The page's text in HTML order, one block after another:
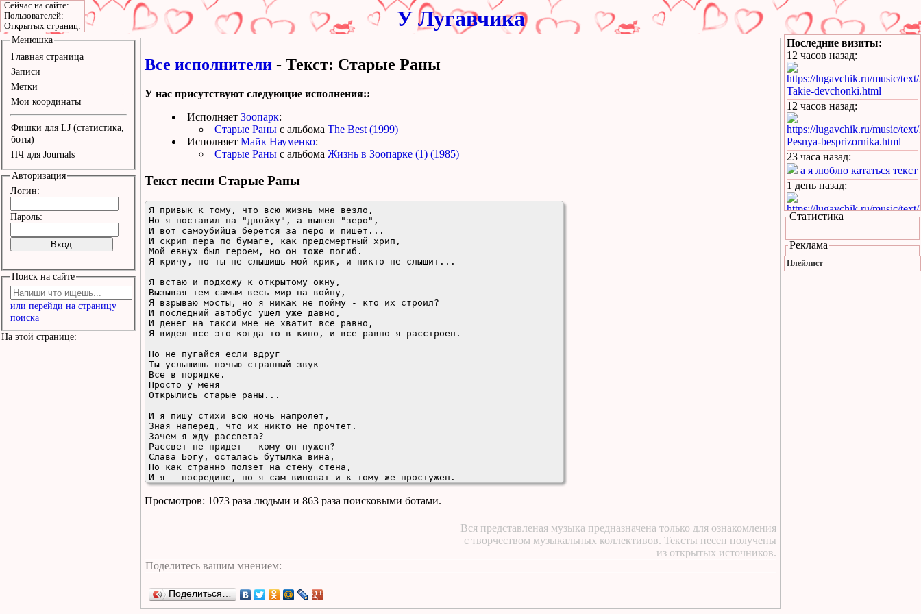
У Лугавчика
Все исполнители - Текст: Старые Раны
У нас присутствуют следующие исполнения::
Исполняет Зоопарк:
Старые Раны с альбома The Best (1999)
Исполняет Майк Науменко:
Старые Раны с альбома Жизнь в Зоопарке (1) (1985)
Текст песни Старые Раны
Я привык к тому, что всю жизнь мне везло,
Но я поставил на "двойку", а вышел "зеро",
И вот самоубийца берется за перо и пишет...
И скрип пера по бумаге, как предсмертный хрип,
Мой евнух был героем, но он тоже погиб.
Я кричу, но ты не слышишь мой крик, и никто не слышит...
Я встаю и подхожу к открытому окну,
Вызывая тем самым весь мир на войну,
Я взрываю мосты, но я никак не пойму - кто их строил?
И последний автобус ушел уже давно,
И денег на такси мне не хватит все равно,
Я видел все это когда-то в кино, и все равно я расстроен.
Но не пугайся если вдруг
Ты услышишь ночью странный звук -
Все в порядке.
Просто у меня
Открылись старые раны...
И я пишу стихи всю ночь напролет,
Зная наперед, что их никто не прочтет.
Зачем я жду рассвета?
Рассвет не придет - кому он нужен?
Слава Богу, осталась бутылка вина,
Но как странно ползет на стену стена,
И я - посредине, но я сам виноват и к тому же простужен.
Но не пугайся если вдруг
Ты услышишь ночью странный звук -
И даже тишина звенит в моих ушах,
И стрелки почему-то застыли в часах,
Но все будет не так, как оно быть должно.
Все будет именно так, другого не дано,
И все же как бы я хотел чтобы ты была здесь,
Просмотров: 1073 раза людьми и 863 раза поисковыми ботами.
Вся представленая музыка предназначена только для ознакомления
с творчеством музыкальных коллективов. Тексты песен получены
из открытых источников.
Поделиться…
Менюшка
Главная страница
Записи
Метки
Мои координаты
Фишки для LJ (статистика,
боты)
ПЧ для Journals
Авторизация
Логин:
Пароль:
Поиск на сайте
или перейди на страницу
поиска
На этой странице:
Последние визиты:
12 часов назад:
https://lugavchik.ru/music/
Takie-devchonki.html
12 часов назад:
https://lugavchik.ru/music/
Pesnya-besprizornika.html
23 часа назад:
а я люблю кататься текст
1 день назад:
https://lugavchik.ru/music/
Hod-konem.html
https://lugavchik.ru/music/
Pesnya-besprizornika.html
Статистика
Реклама
Плейлист
Сейчас на сайте:
Пользователей:
Открытых страниц: